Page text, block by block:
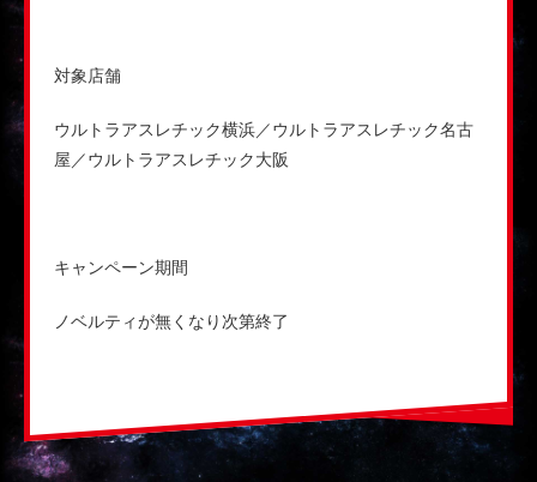
対象店舗
ウルトラアスレチック横浜／ウルトラアスレチック名古
屋／ウルトラアスレチック大阪
キャンペーン期間
ノベルティが無くなり次第終了